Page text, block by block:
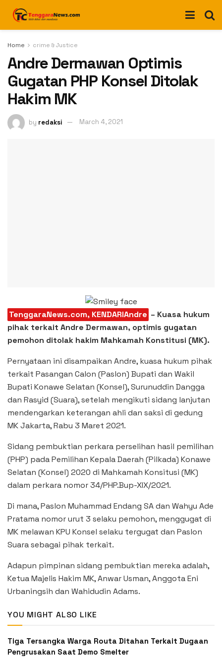
Home crime & Justice
Andre Dermawan Optimis
Gugatan PHP Konsel Ditolak
Hakim MK
by redaksi March 4, 2021
TenggaraNews.com, KENDARIAndre – Kuasa hukum
pihak terkait Andre Dermawan, optimis gugatan
pemohon ditolak hakim Mahkamah Konstitusi (MK).
Pernyataan ini disampaikan Andre, kuasa hukum pihak
terkait Pasangan Calon (Paslon) Bupati dan Wakil
Bupati Konawe Selatan (Konsel), Surunuddin Dangga
dan Rasyid (Suara), setelah mengikuti sidang lanjutan
mendengarkan keterangan ahli dan saksi di gedung
MK Jakarta, Rabu 3 Maret 2021.
Sidang pembuktian perkara perselihan hasil pemilihan
(PHP) pada Pemilihan Kepala Daerah (Pilkada) Konawe
Selatan (Konsel) 2020 di Mahkamah Konsitusi (MK)
dalam perkara nomor 34/PHP.Bup-XIX/2021.
Di mana, Paslon Muhammad Endang SA dan Wahyu Ade
Pratama nomor urut 3 selaku pemohon, menggugat di
MK melawan KPU Konsel selaku tergugat dan Paslon
Suara sebagai pihak terkait.
Adapun pimpinan sidang pembuktian mereka adalah,
Ketua Majelis Hakim MK, Anwar Usman, Anggota Eni
Urbaningsih dan Wahidudin Adams.
YOU MIGHT ALSO LIKE
Tiga Tersangka Warga Routa Ditahan Terkait Dugaan
Pengrusakan Saat Demo Smelter